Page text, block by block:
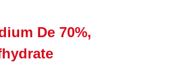
De 70%,